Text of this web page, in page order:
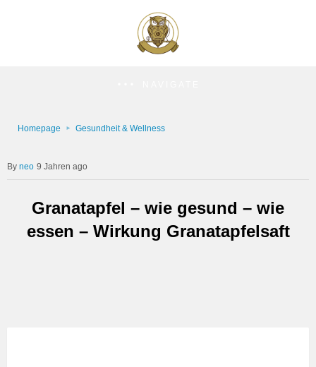
Homepage Gesundheit & Wellness
neo 9 Jahren ago
Granatapfel – wie gesund – wie
essen – Wirkung Granatapfelsaft